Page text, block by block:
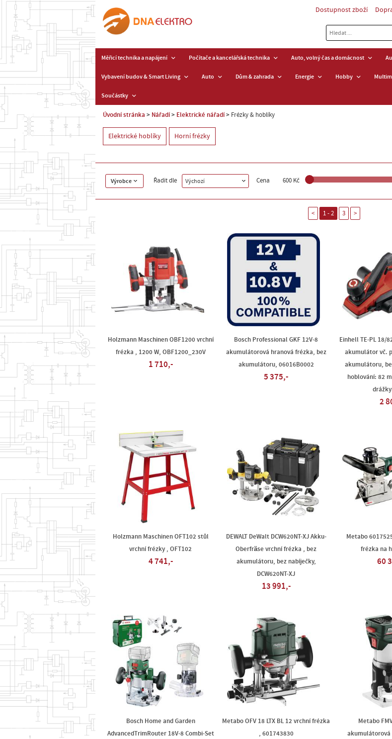
Dostupnost zboží
Měřicí technika a napájení Počítače a kancelářská technika Auto, volný čas a domácnost
Vybavení budov & Smart Living Auto Dům & zahrada Energie Hobby
Součástky
Úvodní stránka Nářadí Elektrické nářadí Frézky & hoblíky
Elektrické hoblíky Horní frézky
Výrobce Řadit dle Výchozí Cena 600 Kč
< 1 - 2 3 >
Holzmann Maschinen OBF1200 vrchní
frézka , 1200 W, OBF1200_230V
1 710,-
Bosch Professional GKF 12V-8
akumulátorová hranová frézka, bez
akumulátoru, 06016B0002
5 375,-
Einhell TE-PL 18/
akumulátor vč.
akumulátoru,
hoblování: 82
2
Holzmann Maschinen OFT102 stůl
vrchní frézky , OFT102
4 741,-
DEWALT DeWalt DCW620NT-XJ Akku-
Oberfräse vrchní frézka , bez
akumulátoru, bez nabíječky,
DCW620NT-XJ
13 991,-
Metabo
frézka na
60
Bosch Home and Garden
AdvancedTrimRouter 18V-8 Combi-Set
Metabo OFV 18 LTX BL 12 vrchní frézka
, 601743830
Metabo
akumulátorová